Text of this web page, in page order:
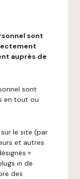
sont
auprès de
sont
en tout ou
le site (par
et autres
«
in de
des